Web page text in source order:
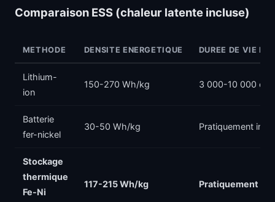
Comparaison ESS (chaleur latente incluse)
METHODE DENSITE ENERGETIQUE DUREE DE VIE EN
Lithium-
ion
150-270 Wh/kg 3 000-10 000
Batterie
fer-nickel
30-50 Wh/kg Pratiquement
Stockage
thermique
Fe-Ni
117-215 Wh/kg Pratiquement